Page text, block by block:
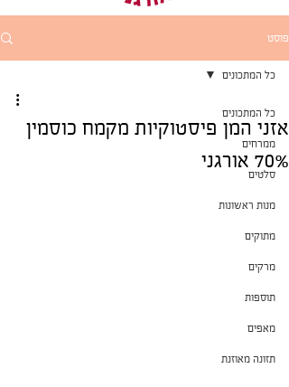
פוסט
כל המתכונים
ממרחים
סלטים
מנות ראשונות
מתוקים
מרקים
תוספות
מאפים
תזונה מאוזנת
כל המתכונים
אזני המן פיסטוקיות מקמח כוסמין
70% אורגני